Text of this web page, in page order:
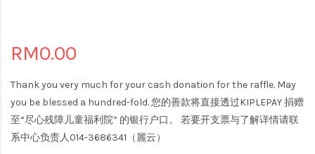
RM0.00
Thank you very much for your cash donation for the raffle. May
you be blessed a hundred-fold. 您的善款将直接透过KIPLEPAY 捐赠
至“尽心残障儿童福利院” 的银行户口。 若要开支票与了解详情请联
系中心负责人014-3686341（麗云）